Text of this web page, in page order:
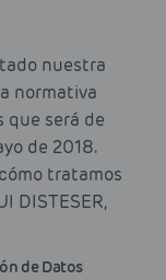
nuestra
normativa
que será de
de 2018.
tratamos
DISTESER,
de Datos